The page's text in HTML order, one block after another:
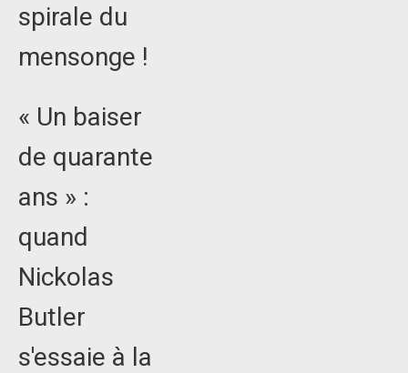
spirale du
mensonge !
« Un baiser
de quarante
ans » :
quand
Nickolas
Butler
s'essaie à la